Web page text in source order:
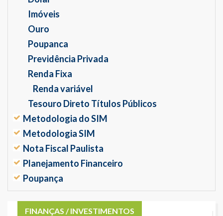
Imóveis
Ouro
Poupanca
Previdência Privada
Renda Fixa
Renda variável
Tesouro Direto Títulos Públicos
Metodologia do SIM
Metodologia SIM
Nota Fiscal Paulista
Planejamento Financeiro
Poupança
FINANÇAS / INVESTIMENTOS